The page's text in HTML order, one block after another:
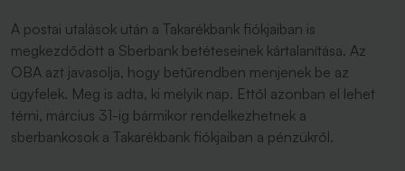
A postai utalások után a Takarékbank fiókjaiban is
megkezdődött a Sberbank betéteseinek kártalanítása. Az
OBA azt javasolja, hogy betűrendben menjenek be az
ügyfelek. Meg is adta, ki melyik nap. Ettől azonban el lehet
térni, március 31-ig bármikor rendelkezhetnek a
sberbankosok a Takarékbank fiókjaiban a pénzükről.